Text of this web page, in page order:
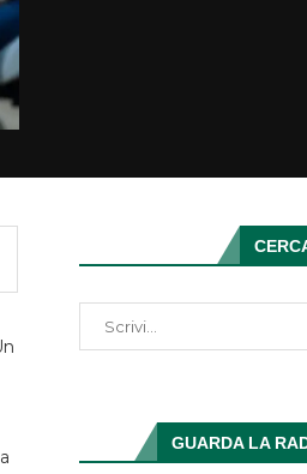
GUARDA LA